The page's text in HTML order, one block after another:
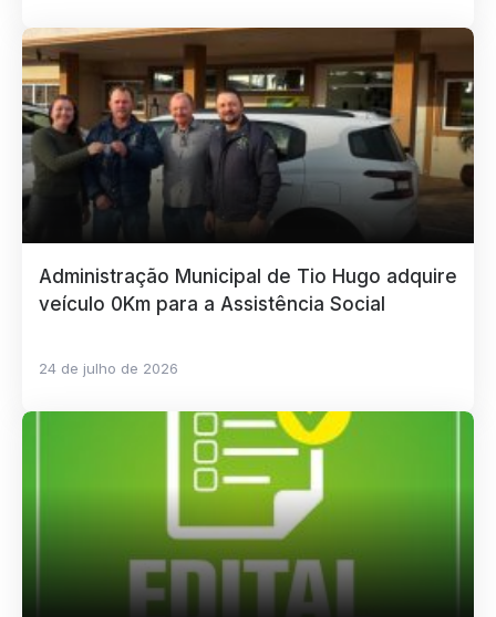
Administração Municipal de Tio Hugo adquire
veículo 0Km para a Assistência Social
24 de julho de 2026